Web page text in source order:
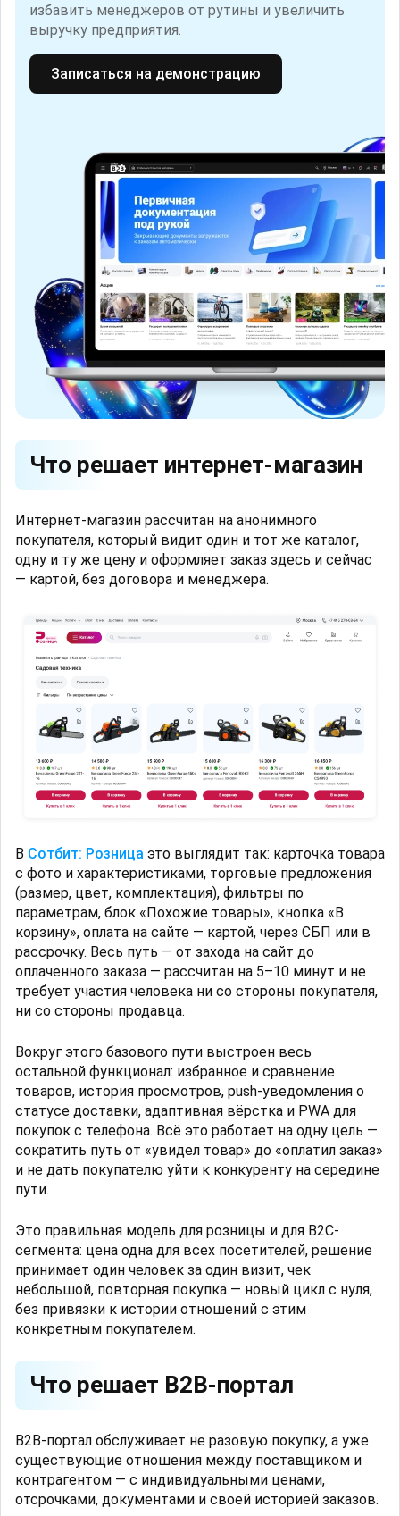
избавить менеджеров от рутины и увеличить
выручку предприятия.
Записаться на демонстрацию
Что решает интернет-магазин
Интернет-магазин рассчитан на анонимного
покупателя, который видит один и тот же каталог,
одну и ту же цену и оформляет заказ здесь и сейчас
— картой, без договора и менеджера.
В Сотбит: Розница это выглядит так: карточка товара
с фото и характеристиками, торговые предложения
(размер, цвет, комплектация), фильтры по
параметрам, блок «Похожие товары», кнопка «В
корзину», оплата на сайте — картой, через СБП или в
рассрочку. Весь путь — от захода на сайт до
оплаченного заказа — рассчитан на 5–10 минут и не
требует участия человека ни со стороны покупателя,
ни со стороны продавца.
Вокруг этого базового пути выстроен весь
остальной функционал: избранное и сравнение
товаров, история просмотров, push-уведомления о
статусе доставки, адаптивная вёрстка и PWA для
покупок с телефона. Всё это работает на одну цель —
сократить путь от «увидел товар» до «оплатил заказ»
и не дать покупателю уйти к конкуренту на середине
пути.
Это правильная модель для розницы и для B2C-
сегмента: цена одна для всех посетителей, решение
принимает один человек за один визит, чек
небольшой, повторная покупка — новый цикл с нуля,
без привязки к истории отношений с этим
конкретным покупателем.
Что решает B2B-портал
B2B-портал обслуживает не разовую покупку, а уже
существующие отношения между поставщиком и
контрагентом — с индивидуальными ценами,
отсрочками, документами и своей историей заказов.